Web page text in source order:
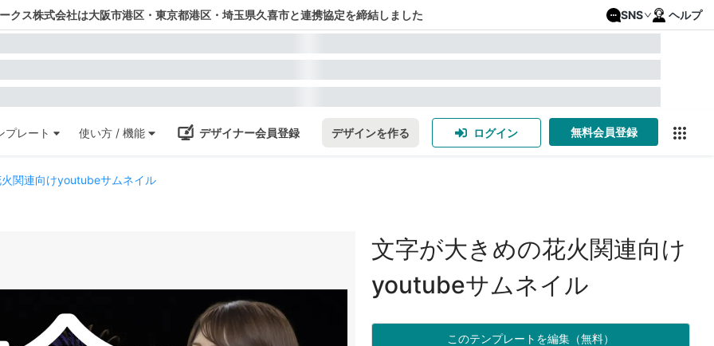
クス株式会社は大阪市港区・東京都港区・埼玉県久喜市と連携協定を締結しました SNS ヘルプ
プレート 使い方 / 機能 デザイナー会員登録 デザインを作る ログイン 無料会員登録
関連向けyoutubeサムネイル
文字が大きめの花火関連向け
youtubeサムネイル
このテンプレートを編集（無料）